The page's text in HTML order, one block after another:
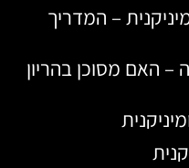
– המדריך
– האם מסוכן בהריון